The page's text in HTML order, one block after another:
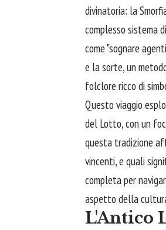
divinatoria: la
complesso sistema
come "sognare
e la sorte, un
folclore ricco di
Questo viaggio
del Lotto, con un
questa tradizione
vincenti, e quali
completa per
aspetto della
L'Antico